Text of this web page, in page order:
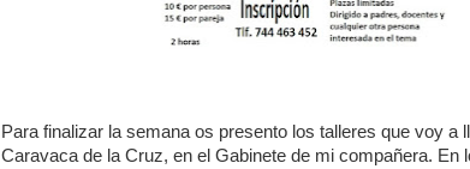
Para finalizar la semana os presento los talleres que voy a
Caravaca de la Cruz, en el Gabinete de mi compañera. En